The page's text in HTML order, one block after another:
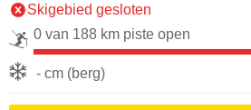
Skigebied gesloten
0 van 188 km piste open
- cm (berg)